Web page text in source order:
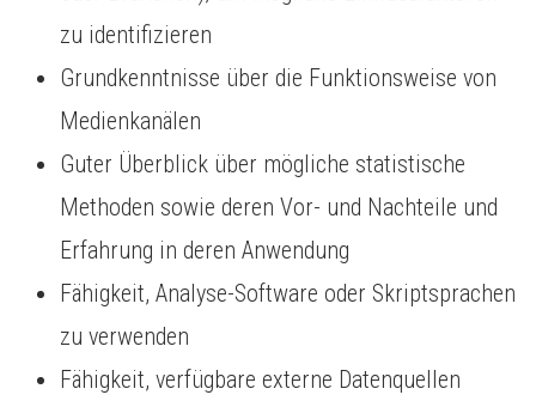
zu identifizieren
Grundkenntnisse über die Funktionsweise von
Medienkanälen
Guter Überblick über mögliche statistische
Methoden sowie deren Vor- und Nachteile und
Erfahrung in deren Anwendung
Fähigkeit, Analyse-Software oder Skriptsprachen
zu verwenden
Fähigkeit, verfügbare externe Datenquellen